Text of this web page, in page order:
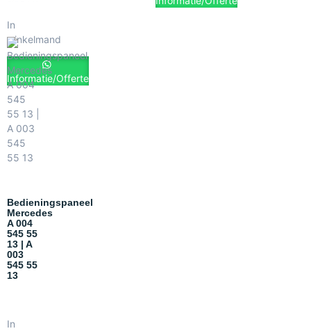
In
winkelmand
Informatie/Offerte
Bedieningspaneel
Mercedes
A 004
545 55
13 | A
003
545 55
13
In